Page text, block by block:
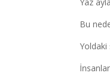
Bu
Yoldaki